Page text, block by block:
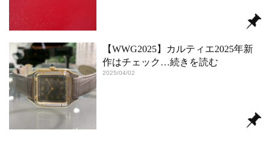
【WWG2025】カルティエ2025年新
作はチェック …続きを読む
2025/04/02